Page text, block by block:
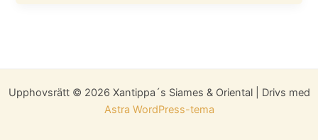
Upphovsrätt © 2026 Xantippa´s Siames & Oriental | Drivs med
Astra WordPress-tema